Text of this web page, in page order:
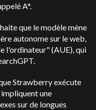
A*.
que le modèle mène
autonome sur le web,
l'ordinateur" (AUE), qui
Strawberry exécute
une
sur de longues